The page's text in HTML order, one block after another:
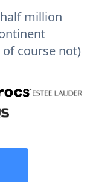
million
course not)